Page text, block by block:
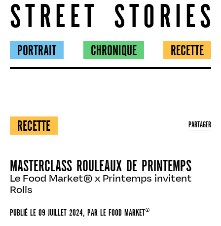
STREET STORIES
PORTRAIT CHRONIQUE RECETTE
RECETTE PARTAGER
MASTERCLASS ROULEAUX DE PRINTEMPS
Le Food Market® x Printemps invitent
Rolls
PUBLIÉ LE 09 JUILLET 2024, PAR LE FOOD MARKET®